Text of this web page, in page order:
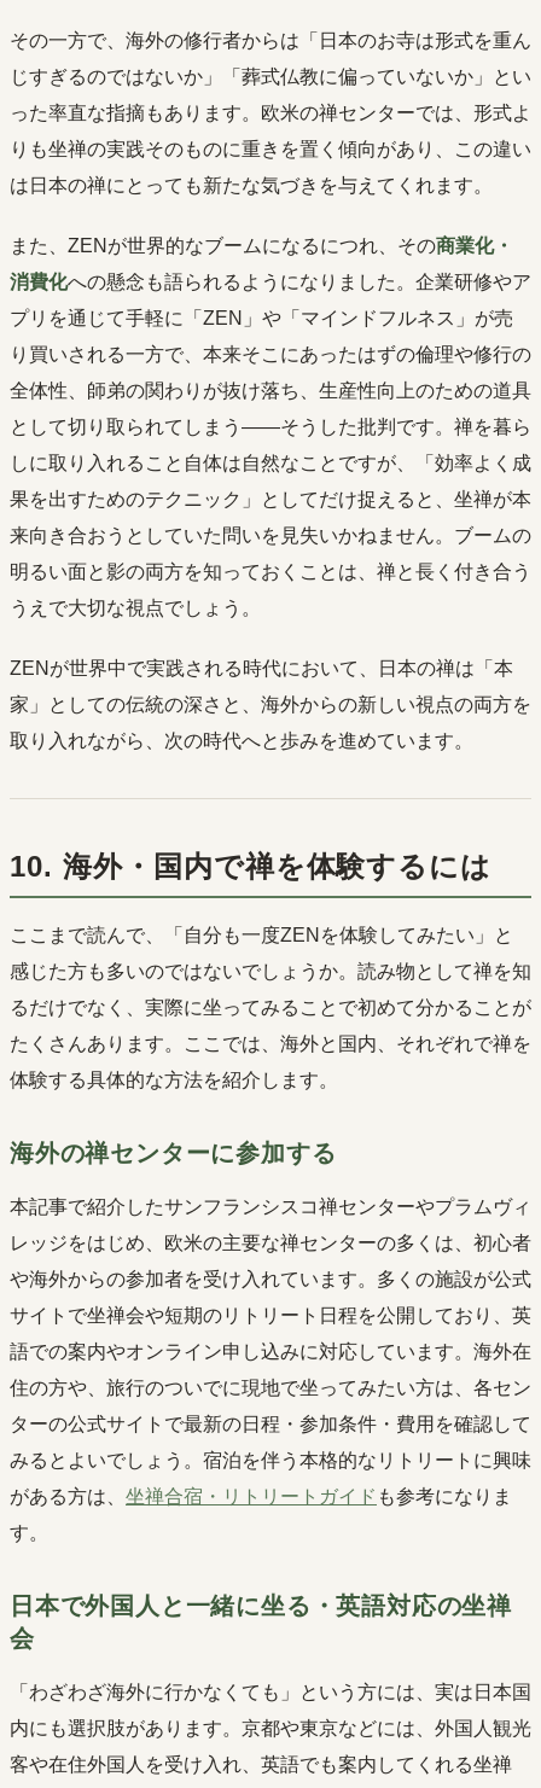
その一方で、海外の修行者からは「日本のお寺は形式を重ん
じすぎるのではないか」「葬式仏教に偏っていないか」とい
った率直な指摘もあります。欧米の禅センターでは、形式よ
りも坐禅の実践そのものに重きを置く傾向があり、この違い
は日本の禅にとっても新たな気づきを与えてくれます。
また、ZENが世界的なブームになるにつれ、その商業化・
消費化への懸念も語られるようになりました。企業研修やア
プリを通じて手軽に「ZEN」や「マインドフルネス」が売
り買いされる一方で、本来そこにあったはずの倫理や修行の
全体性、師弟の関わりが抜け落ち、生産性向上のための道具
として切り取られてしまう――そうした批判です。禅を暮ら
しに取り入れること自体は自然なことですが、「効率よく成
果を出すためのテクニック」としてだけ捉えると、坐禅が本
来向き合おうとしていた問いを見失いかねません。ブームの
明るい面と影の両方を知っておくことは、禅と長く付き合う
うえで大切な視点でしょう。
ZENが世界中で実践される時代において、日本の禅は「本
家」としての伝統の深さと、海外からの新しい視点の両方を
取り入れながら、次の時代へと歩みを進めています。
10. 海外・国内で禅を体験するには
ここまで読んで、「自分も一度ZENを体験してみたい」と
感じた方も多いのではないでしょうか。読み物として禅を知
るだけでなく、実際に坐ってみることで初めて分かることが
たくさんあります。ここでは、海外と国内、それぞれで禅を
体験する具体的な方法を紹介します。
海外の禅センターに参加する
本記事で紹介したサンフランシスコ禅センターやプラムヴィ
レッジをはじめ、欧米の主要な禅センターの多くは、初心者
や海外からの参加者を受け入れています。多くの施設が公式
サイトで坐禅会や短期のリトリート日程を公開しており、英
語での案内やオンライン申し込みに対応しています。海外在
住の方や、旅行のついでに現地で坐ってみたい方は、各セン
ターの公式サイトで最新の日程・参加条件・費用を確認して
みるとよいでしょう。宿泊を伴う本格的なリトリートに興味
がある方は、 坐禅合宿・リトリートガイド も参考になりま
す。
日本で外国人と一緒に坐る・英語対応の坐禅
会
「わざわざ海外に行かなくても」という方には、実は日本国
内にも選択肢があります。京都や東京などには、外国人観光
客や在住外国人を受け入れ、英語でも案内してくれる坐禅